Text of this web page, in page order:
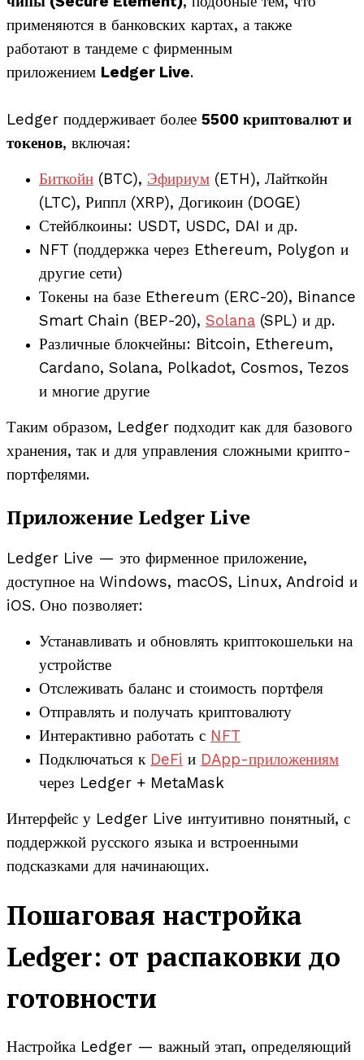
применяются в банковских картах, а также
работают в тандеме с фирменным
приложением Ledger Live.
Ledger поддерживает более 5500 криптовалют и
токенов, включая:
Биткойн (BTC), Эфириум (ETH), Лайткойн
(LTC), Риппл (XRP), Догикоин (DOGE)
Стейблкоины: USDT, USDC, DAI и др.
NFT (поддержка через Ethereum, Polygon и
другие сети)
Токены на базе Ethereum (ERC-20), Binance
Smart Chain (BEP-20), Solana (SPL) и др.
Различные блокчейны: Bitcoin, Ethereum,
Cardano, Solana, Polkadot, Cosmos, Tezos
и многие другие
Таким образом, Ledger подходит как для базового
хранения, так и для управления сложными крипто-
портфелями.
Приложение Ledger Live
Ledger Live — это фирменное приложение,
доступное на Windows, macOS, Linux, Android и
iOS. Оно позволяет:
Устанавливать и обновлять криптокошельки на
устройстве
Отслеживать баланс и стоимость портфеля
Отправлять и получать криптовалюту
Интерактивно работать с NFT
Подключаться к DeFi и DApp-приложениям
через Ledger + MetaMask
Интерфейс у Ledger Live интуитивно понятный, с
поддержкой русского языка и встроенными
подсказками для начинающих.
Пошаговая настройка
Ledger: от распаковки до
готовности
Настройка Ledger — важный этап, определяющий